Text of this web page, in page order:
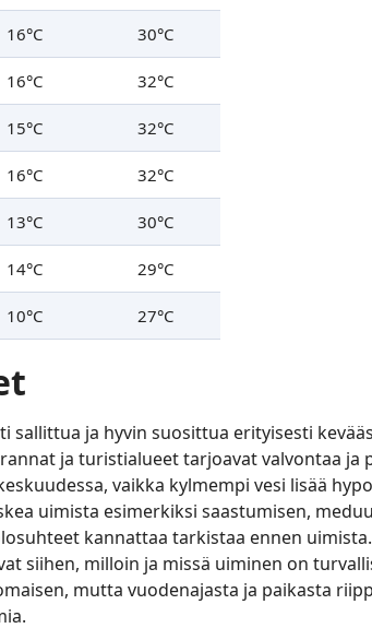
16°C 30°C
16°C 32°C
15°C 32°C
16°C 32°C
13°C 30°C
14°C 29°C
10°C 27°C
sallittua ja hyvin suosittua erityisesti
ja turistialueet tarjoavat valvontaa ja
vaikka kylmempi vesi lisää
uimista esimerkiksi saastumisen,
kannattaa tarkistaa ennen
siihen, milloin ja missä uiminen on
mutta vuodenajasta ja paikasta